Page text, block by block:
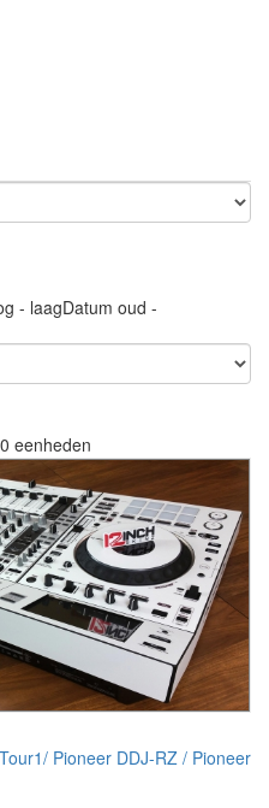
- laagDatum oud -
eenheden
Pioneer DDJ-RZ / Pioneer